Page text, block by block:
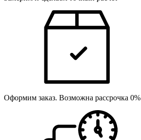
Оформим заказ. Возможна рассрочка 0%